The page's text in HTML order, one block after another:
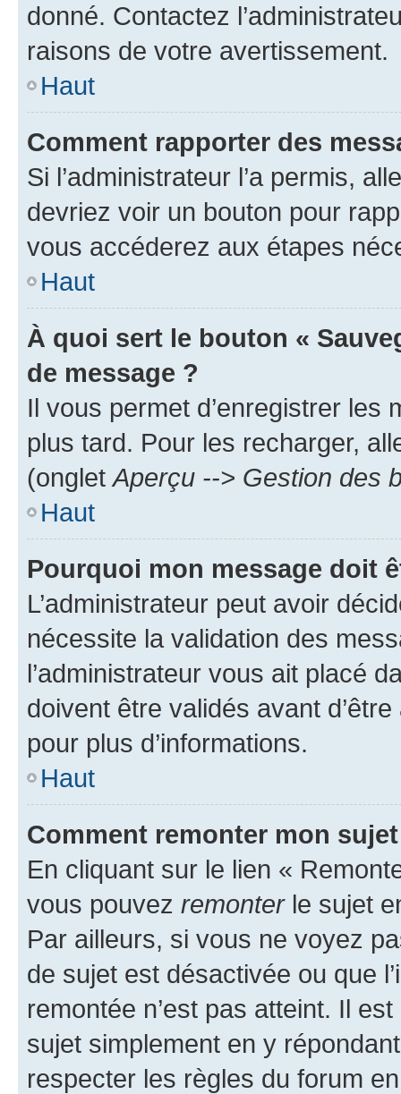
donné. Contactez
raisons de votre avertissement.
Haut
Comment rapporter des
Si l’administrateur l’a permis,
devriez voir un bouton pour
vous accéderez aux étapes
Haut
À quoi sert le bouton «
de message ?
Il vous permet d’enregistrer
plus tard. Pour les recharger,
(ongletAperçu --> Gestion des
Haut
Pourquoi mon message doit
L’administrateur peut avoir
nécessite la validation des
l’administrateur vous ait placé
doivent être validés avant
pour plus d’informations.
Haut
Comment remonter mon
En cliquant sur le lien «
vous pouvez remonterle sujet
Par ailleurs, si vous ne voyez
de sujet est désactivée ou que
remontée n’est pas atteint. Il
sujet simplement en y
respecter les règles du forum